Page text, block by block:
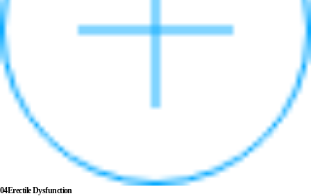
04Erectile Dysfunction